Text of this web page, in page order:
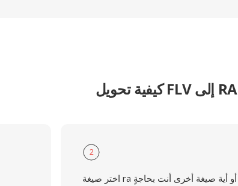
كيفية تحويل FLV إلى RA
2
اختر صيغة ra أو أية صيغة أخرى أنت بحاجةٍ